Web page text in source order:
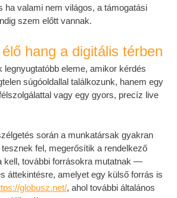
ha valami nem világos, a támogatási
szem előtt vannak.
hang a digitális térben
legnyugtatóbb eleme, amikor kérdés
súgóoldallal találkozunk, hanem egy
vagy egy gyors, precíz live
során a munkatársak gyakran
fel, megerősítik a rendelkező
kell, további forrásokra mutatnak —
áttekintésre, amelyet egy külső forrás is
globusz.net/, ahol további általános